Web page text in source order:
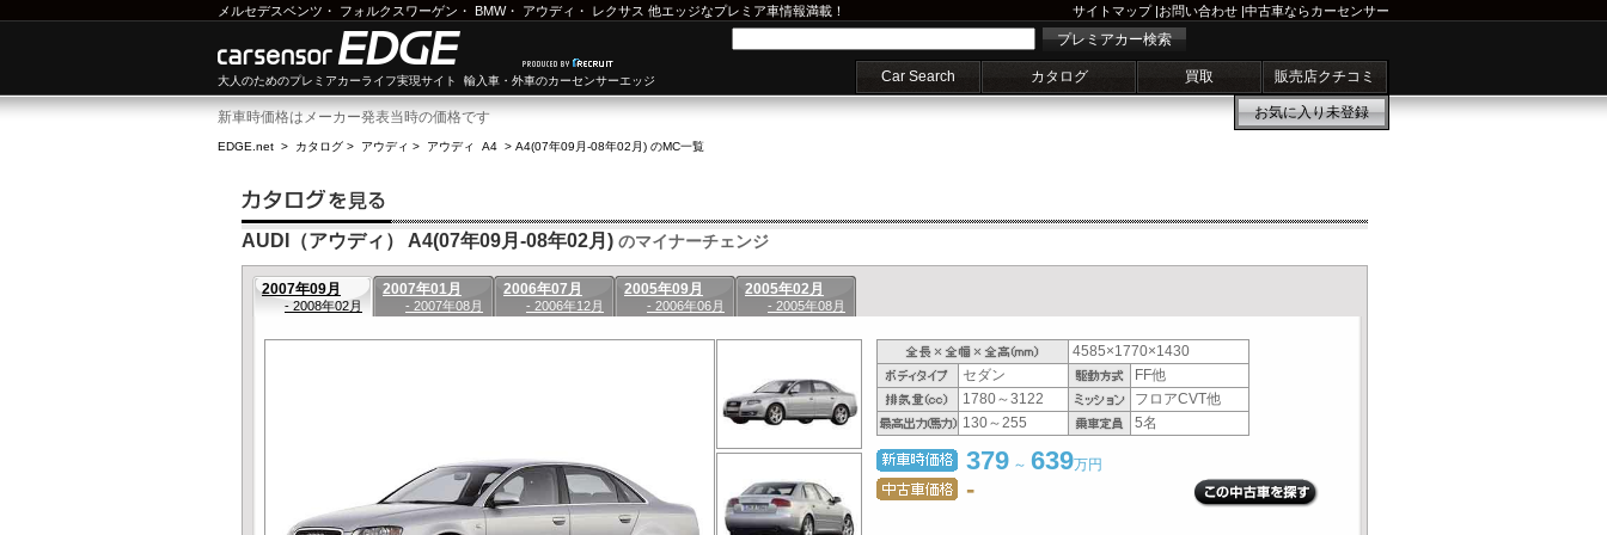
メルセデスベンツ ・ フォルクスワーゲン ・ BMW・ アウディ ・ レクサス 他エッジなプレミア車情報満載！ サイトマップ|お問い合わせ |中古車ならカーセンサー
大人のためのプレミアカーライフ実現サイト 輸入車・外車のカーセンサーエッジ
プレミアカー検索
Car Search カタログ 買取 販売店クチコミ
お気に入り未登録
新車時価格はメーカー発表当時の価格です
EDGE.net > カタログ > アウディ > アウディ A4 > A4(07年09月-08年02月) のMC一覧
AUDI（アウディ） A4(07年09月-08年02月) のマイナーチェンジ
2007年09月
- 2008年02月
2007年01月
- 2007年08月
2006年07月
- 2006年12月
2005年09月
- 2006年06月
2005年02月
- 2005年08月
4585×1770×1430
セダン
FF他
1780～3122
フロアCVT他
130～255
5名
379 ～ 639万円
-